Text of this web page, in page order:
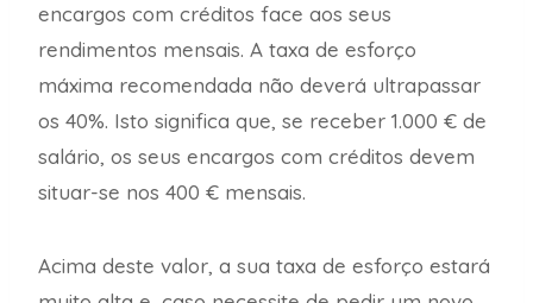
encargos com créditos face aos seus
rendimentos mensais. A taxa de esforço
máxima recomendada não deverá ultrapassar
os 40%. Isto significa que, se receber 1.000 € de
salário, os seus encargos com créditos devem
situar-se nos 400 € mensais.
Acima deste valor, a sua taxa de esforço estará